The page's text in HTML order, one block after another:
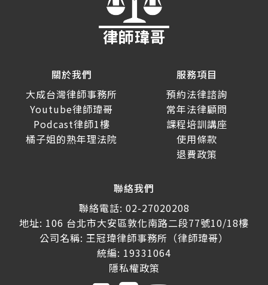
關於我們
大成台灣律師事務所
Youtube律師瑋哥
Podcast律師1樓
橘子姐的熟年理法院
服務項目
預約法律諮詢
常年法律顧問
課程培訓講座
使用條款
退費政策
聯絡我們
聯絡電話: 02-27020208
地址: 106 台北市大安區敦化南路二段77號10/18樓
公司名稱: 王冠瑋律師事務所（律師瑋哥）
統編: 19331064
隱私權政策